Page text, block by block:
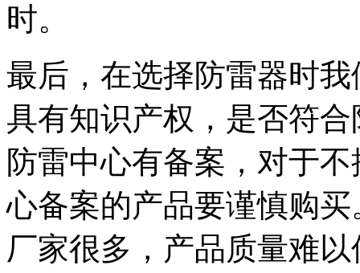
时。
最后，在选择防雷器时
具有知识产权，是否符
防雷中心有备案，对于
心备案的产品要谨慎购
厂家很多，产品质量难